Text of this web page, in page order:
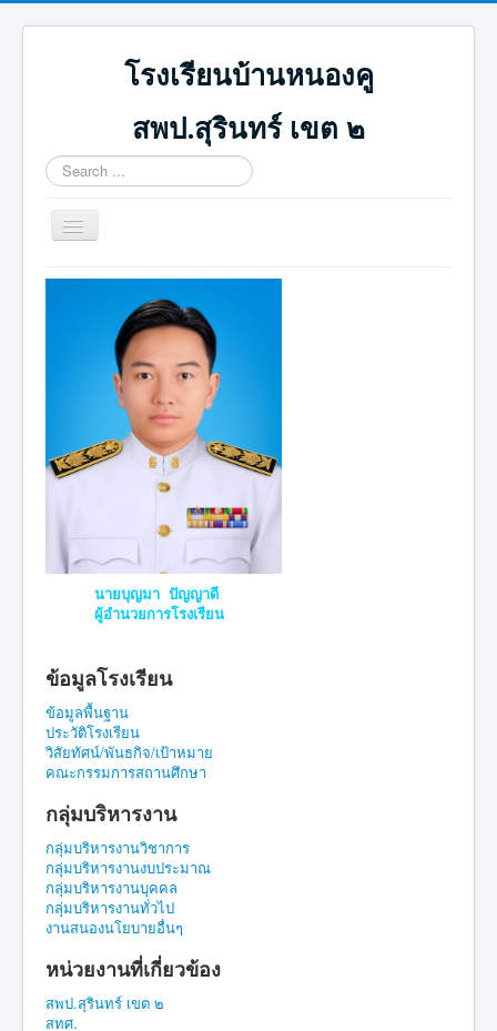
โรงเรียนบ้านหนองคู
สพป.สุรินทร์ เขต ๒
Search
...
Toggle
Navigation
หน้าแรก
ปฏิทินกิจกรรม
ภาพกิจกรรม
ดาวน์โหลด
ติดต่อเรา
นายบุญมา ปัญญาดี
ผู้อำนวยการโรงเรียน
ข้อมูลโรงเรียน
ข้อมูลพื้นฐาน
ประวัติโรงเรียน
วิสัยทัศน์/พันธกิจ/เป้าหมาย
คณะกรรมการสถานศึกษา
กลุ่มบริหารงาน
กลุ่มบริหารงานวิชาการ
กลุ่มบริหารงานงบประมาณ
กลุ่มบริหารงานบุคคล
กลุ่มบริหารงานทั่วไป
งานสนองนโยบายอื่นๆ
หน่วยงานที่เกี่ยวข้อง
สพป.สุรินทร์ เขต ๒
สทศ.